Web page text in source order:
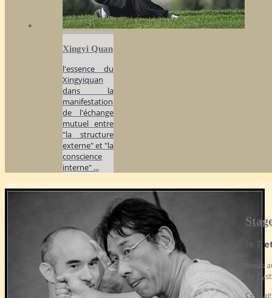
Xingyi Quan
l'essence du
Xingyiquan
dans la
manifestation
de l'échange
mutuel entre
"la structure
externe" et "la
conscience
interne" ...
le 7
Nous
du
Ce